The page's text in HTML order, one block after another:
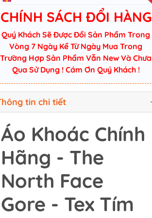
CHÍNH SÁCH ĐỔI HÀNG
Quý Khách Sẽ Được Đổi Sản Phẩm Trong
Vòng 7 Ngày Kể Từ Ngày Mua Trong
Trường Hợp Sản Phẩm Vẫn New Và Chưa
Qua Sử Dụng ! Cám Ơn Quý Khách !
tin chi tiết
Áo Khoác Chính
Hãng - The
North Face
Gore - Tex Tím